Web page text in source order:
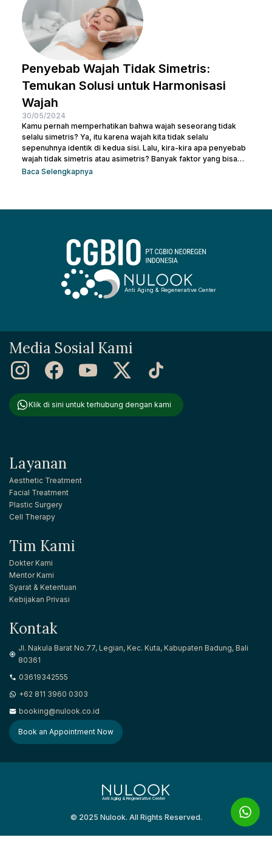
Penyebab Wajah Tidak Simetris:
Temukan Solusi untuk Harmonisasi
Wajah
30/05/2024
Kamu pernah memperhatikan bahwa wajah seseorang tidak
selalu simetris? Ya, itu karena wajah kita tidak selalu
sepenuhnya identik di kedua sisi. Lalu, kira-kira apa penyebab
wajah tidak simetris atau asimetris? Banyak faktor yang bisa
memengaruhi simetri wajah, mulai dari genetika, gaya hidup,
Baca Selengkapnya
Anti Aging & Regenerative Center
Media Sosial Kami
Klik di sini untuk terhubung dengan kami
Layanan
Aesthetic Treatment
Facial Treatment
Plastic Surgery
Cell Therapy
Tim Kami
Dokter Kami
Mentor Kami
Syarat & Ketentuan
Kebijakan Privasi
Kontak
Jl. Nakula Barat No.77, Legian, Kec. Kuta, Kabupaten Badung, Bali
80361
03619342555
+62 811 3960 0303
booking@nulook.co.id
Book an Appointment Now
Anti Aging & Regenerative Center
© 2025 Nulook. All Rights Reserved.